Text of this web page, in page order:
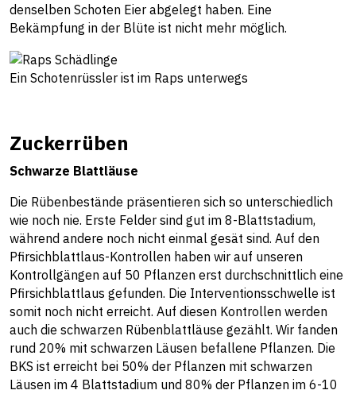
denselben Schoten Eier abgelegt haben. Eine
Bekämpfung in der Blüte ist nicht mehr möglich.
Ein Schotenrüssler ist im Raps unterwegs
Zuckerrüben
Schwarze Blattläuse
Die Rübenbestände präsentieren sich so unterschiedlich
wie noch nie. Erste Felder sind gut im 8-Blattstadium,
während andere noch nicht einmal gesät sind. Auf den
Pfirsichblattlaus-Kontrollen haben wir auf unseren
Kontrollgängen auf 50 Pflanzen erst durchschnittlich eine
Pfirsichblattlaus gefunden. Die Interventionsschwelle ist
somit noch nicht erreicht. Auf diesen Kontrollen werden
auch die schwarzen Rübenblattläuse gezählt. Wir fanden
rund 20% mit schwarzen Läusen befallene Pflanzen. Die
BKS ist erreicht bei 50% der Pflanzen mit schwarzen
Läusen im 4 Blattstadium und 80% der Pflanzen im 6-10